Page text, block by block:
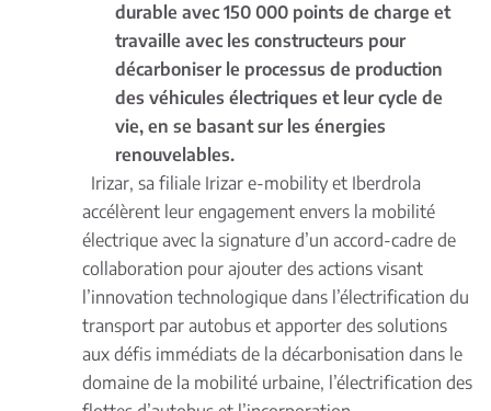
durable avec 150 000 points de charge et
travaille avec les constructeurs pour
décarboniser le processus de production
des véhicules électriques et leur cycle de
vie, en se basant sur les énergies
renouvelables.
Irizar, sa filiale Irizar e-mobility et Iberdrola
accélèrent leur engagement envers la mobilité
électrique avec la signature d’un accord-cadre de
collaboration pour ajouter des actions visant
l’innovation technologique dans l’électrification du
transport par autobus et apporter des solutions
aux défis immédiats de la décarbonisation dans le
domaine de la mobilité urbaine, l’électrification des